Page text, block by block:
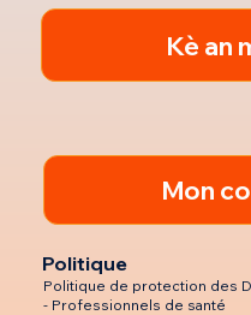
Mon
Politique
Politique de protection des
- Professionnels de santé
Kè an